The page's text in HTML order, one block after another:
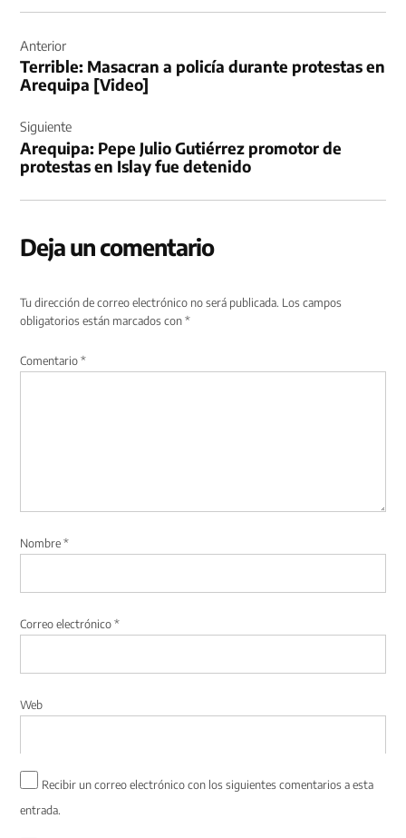
de
entradas
Anterior
Terrible: Masacran a policía durante protestas en
Arequipa [Video]
Siguiente
Arequipa: Pepe Julio Gutiérrez promotor de
protestas en Islay fue detenido
Deja un comentario
Tu dirección de correo electrónico no será publicada. Los campos
obligatorios están marcados con*
Comentario*
Nombre*
Correo electrónico*
Web
Recibir un correo electrónico con los siguientes comentarios a esta
entrada.